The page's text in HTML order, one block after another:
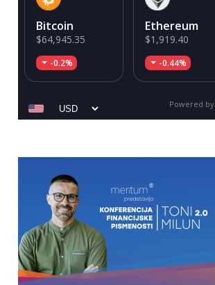
Bitcoin
$64,945.35
-0.2%
Ethereum
$1,919.40
-0.44%
Powered by